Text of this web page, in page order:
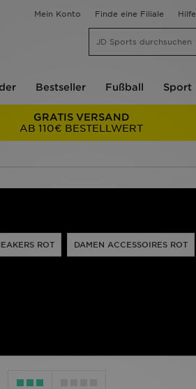
Mein Konto Finde eine Filiale Hilfe
Bestseller Fußball Sport
GRATIS VERSAND
AB 110€ BESTELLWERT
ROT DAMEN ACCESSOIRES ROT